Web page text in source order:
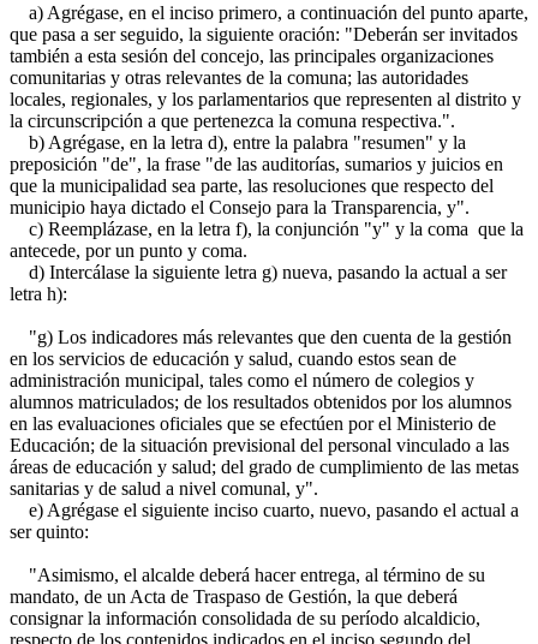
a) Agrégase, en el inciso primero, a continuación del punto aparte,
que pasa a ser seguido, la siguiente oración: "Deberán ser invitados
también a esta sesión del concejo, las principales organizaciones
comunitarias y otras relevantes de la comuna; las autoridades
locales, regionales, y los parlamentarios que representen al distrito y
la circunscripción a que pertenezca la comuna respectiva.".
b) Agrégase, en la letra d), entre la palabra "resumen" y la
preposición "de", la frase "de las auditorías, sumarios y juicios en
que la municipalidad sea parte, las resoluciones que respecto del
municipio haya dictado el Consejo para la Transparencia, y".
c) Reemplázase, en la letra f), la conjunción "y" y la coma que la
antecede, por un punto y coma.
d) Intercálase la siguiente letra g) nueva, pasando la actual a ser
letra h):
"g) Los indicadores más relevantes que den cuenta de la gestión
en los servicios de educación y salud, cuando estos sean de
administración municipal, tales como el número de colegios y
alumnos matriculados; de los resultados obtenidos por los alumnos
en las evaluaciones oficiales que se efectúen por el Ministerio de
Educación; de la situación previsional del personal vinculado a las
áreas de educación y salud; del grado de cumplimiento de las metas
sanitarias y de salud a nivel comunal, y".
e) Agrégase el siguiente inciso cuarto, nuevo, pasando el actual a
ser quinto:
"Asimismo, el alcalde deberá hacer entrega, al término de su
mandato, de un Acta de Traspaso de Gestión, la que deberá
consignar la información consolidada de su período alcaldicio,
respecto de los contenidos indicados en el inciso segundo del